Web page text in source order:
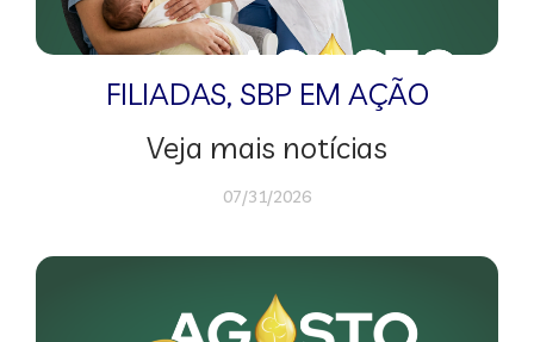
FILIADAS, SBP EM AÇÃO
Veja mais notícias
07/31/2026